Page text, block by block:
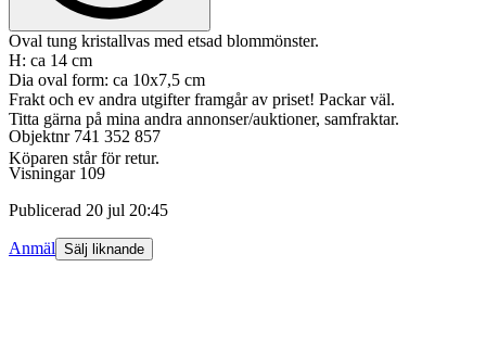
Oval tung kristallvas med etsad blommönster.
H: ca 14 cm
Dia oval form: ca 10x7,5 cm
Frakt och ev andra utgifter framgår av priset! Packar väl.
Titta gärna på mina andra annonser/auktioner, samfraktar.
Köparen står för retur.
Objektnr 741 352 857
Visningar 109
Publicerad 20 jul 20:45
Anmäl Sälj liknande